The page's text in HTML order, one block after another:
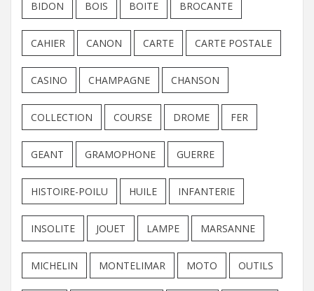
BIDON BOIS BOITE BROCANTE
CAHIER CANON CARTE CARTE POSTALE
CASINO CHAMPAGNE CHANSON
COLLECTION COURSE DROME FER
GEANT GRAMOPHONE GUERRE
HISTOIRE-POILU HUILE INFANTERIE
INSOLITE JOUET LAMPE MARSANNE
MICHELIN MONTELIMAR MOTO OUTILS